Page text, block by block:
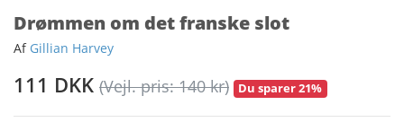
Drømmen om det franske slot
Af Gillian Harvey
111 DKK (Vejl. pris: 140 kr) Du sparer 21%